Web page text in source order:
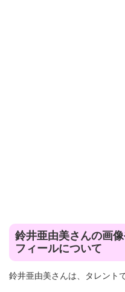
鈴井亜由美さんの画
フィールについて
鈴井亜由美さんは、タレント